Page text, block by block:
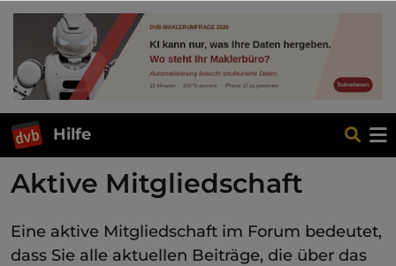
Hilfe
Aktive Mitgliedschaft
Eine aktive Mitgliedschaft im Forum bedeutet,
dass Sie alle aktuellen Beiträge, die über das